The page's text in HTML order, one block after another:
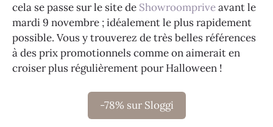
cela se passe sur le site de Showroompriveavant le
mardi 9 novembre ; idéalement le plus rapidement
possible. Vous y trouverez de très belles références
à des prix promotionnels comme on aimerait en
croiser plus régulièrement pour Halloween !
-78% sur Sloggi